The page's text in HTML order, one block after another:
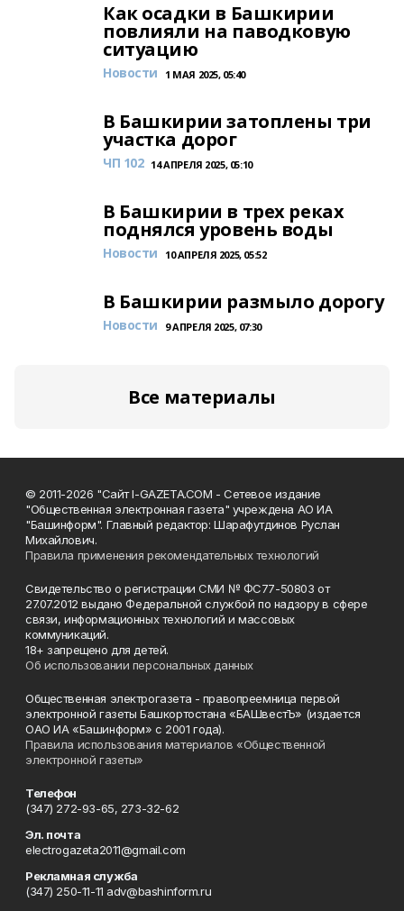
Как осадки в Башкирии
повлияли на паводковую
ситуацию
Новости 1 МАЯ 2025, 05:40
В Башкирии затоплены три
участка дорог
ЧП 102 14 АПРЕЛЯ 2025, 05:10
В Башкирии в трех реках
поднялся уровень воды
Новости 10 АПРЕЛЯ 2025, 05:52
В Башкирии размыло дорогу
Новости 9 АПРЕЛЯ 2025, 07:30
Все материалы
© 2011-2026 "Сайт I-GAZETA.COM - Сетевое издание
"Общественная электронная газета" учреждена АО ИА
"Башинформ". Главный редактор: Шарафутдинов Руслан
Михайлович.
Правила применения рекомендательных технологий
Свидетельство о регистрации СМИ № ФС77-50803 от
27.07.2012 выдано Федеральной службой по надзору в сфере
связи, информационных технологий и массовых
коммуникаций.
18+ запрещено для детей.
Об использовании персональных данных
Общественная электрогазета - правопреемница первой
электронной газеты Башкортостана «БАШвестЪ» (издается
ОАО ИА «Башинформ» с 2001 года).
Правила использования материалов «Общественной
электронной газеты»
Телефон
(347) 272-93-65, 273-32-62
Эл. почта
electrogazeta2011@gmail.com
Рекламная служба
(347) 250-11-11 adv@bashinform.ru